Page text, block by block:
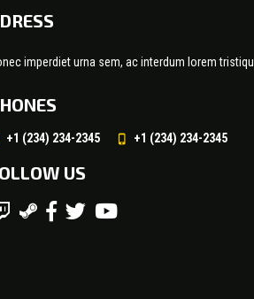
imperdiet urna sem, ac interdum lorem
+1 (234) 234-2345 +1 (234) 234-2345
US